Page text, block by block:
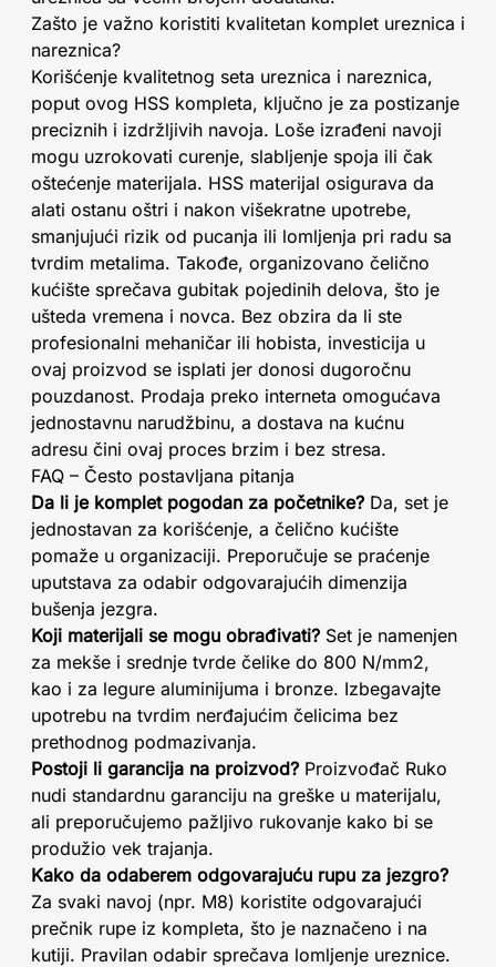
Zašto je važno koristiti kvalitetan komplet ureznica i
nareznica?
Korišćenje kvalitetnog seta ureznica i nareznica,
poput ovog HSS kompleta, ključno je za postizanje
preciznih i izdržljivih navoja. Loše izrađeni navoji
mogu uzrokovati curenje, slabljenje spoja ili čak
oštećenje materijala. HSS materijal osigurava da
alati ostanu oštri i nakon višekratne upotrebe,
smanjujući rizik od pucanja ili lomljenja pri radu sa
tvrdim metalima. Takođe, organizovano čelično
kućište sprečava gubitak pojedinih delova, što je
ušteda vremena i novca. Bez obzira da li ste
profesionalni mehaničar ili hobista, investicija u
ovaj proizvod se isplati jer donosi dugoročnu
pouzdanost. Prodaja preko interneta omogućava
jednostavnu narudžbinu, a dostava na kućnu
adresu čini ovaj proces brzim i bez stresa.
FAQ – Često postavljana pitanja
Da li je komplet pogodan za početnike? Da, set je
jednostavan za korišćenje, a čelično kućište
pomaže u organizaciji. Preporučuje se praćenje
uputstava za odabir odgovarajućih dimenzija
bušenja jezgra.
Koji materijali se mogu obrađivati? Set je namenjen
za mekše i srednje tvrde čelike do 800 N/mm2,
kao i za legure aluminijuma i bronze. Izbegavajte
upotrebu na tvrdim nerđajućim čelicima bez
prethodnog podmazivanja.
Postoji li garancija na proizvod? Proizvođač Ruko
nudi standardnu garanciju na greške u materijalu,
ali preporučujemo pažljivo rukovanje kako bi se
produžio vek trajanja.
Kako da odaberem odgovarajuću rupu za jezgro?
Za svaki navoj (npr. M8) koristite odgovarajući
prečnik rupe iz kompleta, što je naznačeno i na
kutiji. Pravilan odabir sprečava lomljenje ureznice.